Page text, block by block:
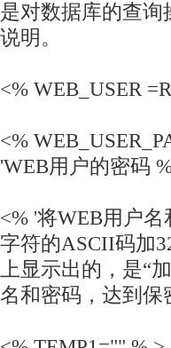
是对数据库的查
说明。
<% WEB_USER
<%
'WEB用户的密码
<% '将WEB用户
字符的ASCII码加
上显示出的，是“
名和密码，达到保